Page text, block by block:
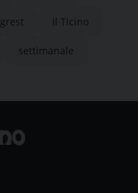
grest Il Ticino
settimanale